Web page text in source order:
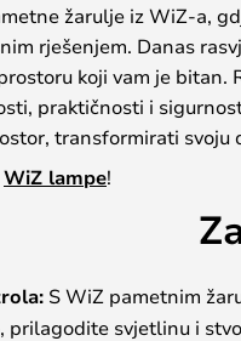
žarulje iz WiZ-a,
rješenjem. Danas
koji vam je bitan.
praktičnosti i
transformirati
WiZ lampe!
S WiZ pametnim
prilagodite svjetlinu i